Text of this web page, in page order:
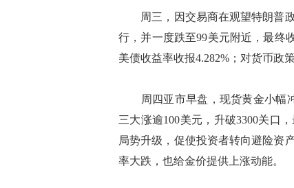
周三，因交易商在观望特朗普政
行，并一度跌至99美元附近，最终
美债收益率收报4.282%；对货币政
周四亚市早盘，现货黄金小幅冲
三大涨逾100美元，升破3300关口
局势升级，促使投资者转向避险资
率大跌，也给金价提供上涨动能。